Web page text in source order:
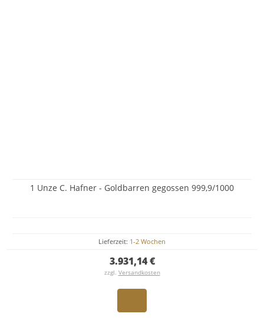
1 Unze C. Hafner - Goldbarren gegossen 999,9/1000
Lieferzeit: 1-2 Wochen
3.931,14 €
zzgl. Versandkosten